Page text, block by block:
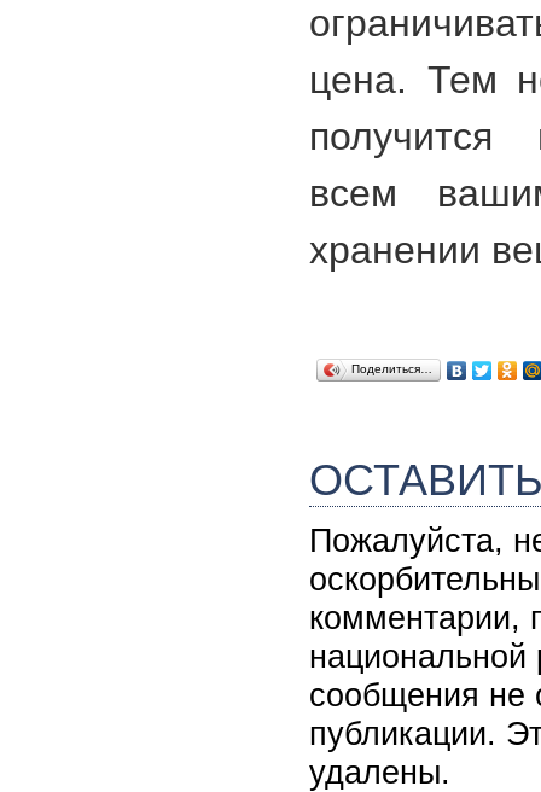
цена. Тем
всем
хранении
Поделиться…
Пожалуйста,
комментарии,
национальной
сообщения не
публикации.
удалены.